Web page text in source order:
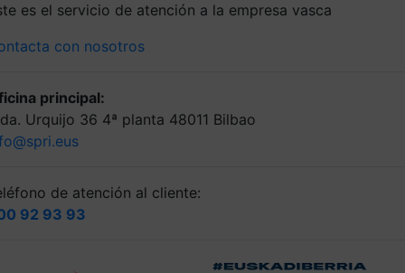
es el servicio de atención a la empresa vasca
con nosotros
principal:
Urquijo 36 4ª planta 48011 Bilbao
de atención al cliente:
92 93 93